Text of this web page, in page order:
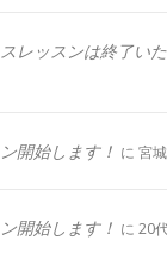
レッスンは終了い
開始します！ に 宮
開始します！ に 20